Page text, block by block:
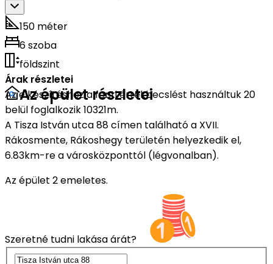
150 méter
6 szoba
földszint
Árak részletei
Az elkészítéshez a fenti értékbecslést használtuk 20
belül foglalkozik 10321m.
Az épület részletei
A Tisza István utca 88 címen található a XVII.
Rákosmente, Rákoshegy területén helyezkedik el,
6.83km-re a városközponttól (légvonalban).
Az épület 2 emeletes.
Szeretné tudni lakása árát?